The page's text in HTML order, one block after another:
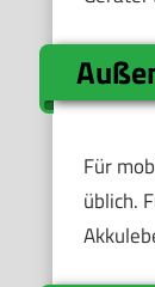
Für
üblich.